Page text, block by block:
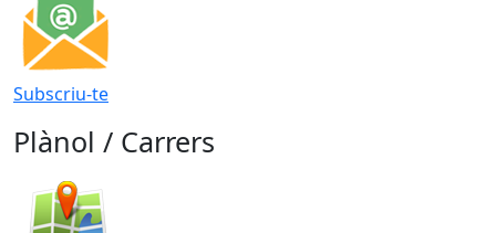
Subscriu-te
Plànol / Carrers